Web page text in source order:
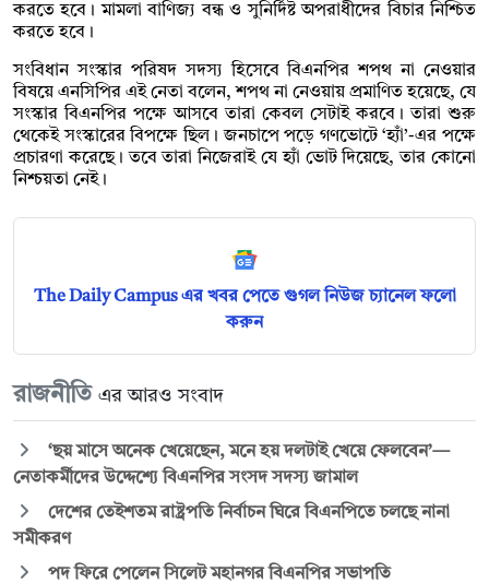
করতে হবে। মামলা বাণিজ্য বন্ধ ও সুনির্দিষ্ট অপরাধীদের বিচার নিশ্চিত
করতে হবে।
সংবিধান সংস্কার পরিষদ সদস্য হিসেবে বিএনপির শপথ না নেওয়ার
বিষয়ে এনসিপির এই নেতা বলেন, শপথ না নেওয়ায় প্রমাণিত হয়েছে, যে
সংস্কার বিএনপির পক্ষে আসবে তারা কেবল সেটাই করবে। তারা শুরু
থেকেই সংস্কারের বিপক্ষে ছিল। জনচাপে পড়ে গণভোটে ‘হ্যাঁ’-এর পক্ষে
প্রচারণা করেছে। তবে তারা নিজেরাই যে হ্যাঁ ভোট দিয়েছে, তার কোনো
নিশ্চয়তা নেই।
The Daily Campus এর খবর পেতে গুগল নিউজ চ্যানেল ফলো
করুন
রাজনীতি এর আরও সংবাদ
‘ছয় মাসে অনেক খেয়েছেন, মনে হয় দলটাই খেয়ে ফেলবেন’—
নেতাকর্মীদের উদ্দেশ্যে বিএনপির সংসদ সদস্য জামাল
দেশের তেইশতম রাষ্ট্রপতি নির্বাচন ঘিরে বিএনপিতে চলছে নানা
সমীকরণ
পদ ফিরে পেলেন সিলেট মহানগর বিএনপির সভাপতি